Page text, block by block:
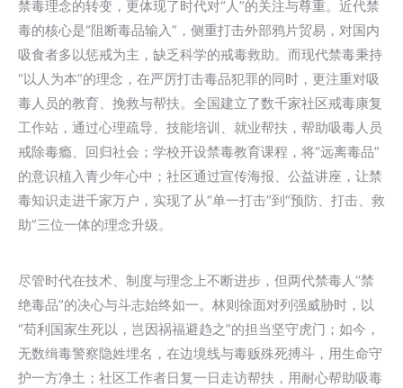
禁毒理念的转变，更体现了时代对“人”的关注与尊重。近代禁
毒的核心是“阻断毒品输入”，侧重打击外部鸦片贸易，对国内
吸食者多以惩戒为主，缺乏科学的戒毒救助。而现代禁毒秉持
“以人为本”的理念，在严厉打击毒品犯罪的同时，更注重对吸
毒人员的教育、挽救与帮扶。全国建立了数千家社区戒毒康复
工作站，通过心理疏导、技能培训、就业帮扶，帮助吸毒人员
戒除毒瘾、回归社会；学校开设禁毒教育课程，将“远离毒品”
的意识植入青少年心中；社区通过宣传海报、公益讲座，让禁
毒知识走进千家万户，实现了从“单一打击”到“预防、打击、救
助”三位一体的理念升级。
尽管时代在技术、制度与理念上不断进步，但两代禁毒人“禁
绝毒品”的决心与斗志始终如一。林则徐面对列强威胁时，以
“苟利国家生死以，岂因祸福避趋之”的担当坚守虎门；如今，
无数缉毒警察隐姓埋名，在边境线与毒贩殊死搏斗，用生命守
护一方净土；社区工作者日复一日走访帮扶，用耐心帮助吸毒